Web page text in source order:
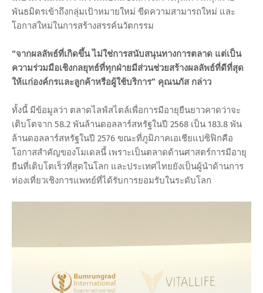
พันธมิตรเข้าถึงกลุ่มเป้าหมายใหม่ ขีดความสามารถใหม่ และ
โอกาสใหม่ในการสร้างสรรค์นวัตกรรม
“จากผลลัพธ์ที่เกิดขึ้น ไม่ใช่การสนับสนุนทางการตลาด แต่เป็น
ความร่วมมือเชิงกลยุทธ์ที่ทุกฝ่ายมีส่วนช่วยสร้างผลลัพธ์ที่ดีที่สุด
ให้แก่องค์กรและลูกค้าหรือผู้ใช้บริการ” คุณนภัส กล่าว
ทั้งนี้ มีข้อมูลว่า ตลาดไลฟ์สไตล์เพื่อการมีอายุยืนยาวคาดว่าจะ
เติบโตจาก 58.2 พันล้านดอลลาร์สหรัฐในปี 2568 เป็น 183.8 พัน
ล้านดอลลาร์สหรัฐในปี 2576 ขณะที่ภูมิภาคเอเชียแปซิฟิกคือ
โอกาสสำคัญของโมเดลนี้ เพราะเป็นตลาดด้านศาสตร์การมีอายุ
ยืนที่เติบโตเร็วที่สุดในโลก และประเทศไทยยังเป็นผู้นำด้านการ
ท่องเที่ยวเชิงการแพทย์ที่ได้รับการยอมรับในระดับโลก